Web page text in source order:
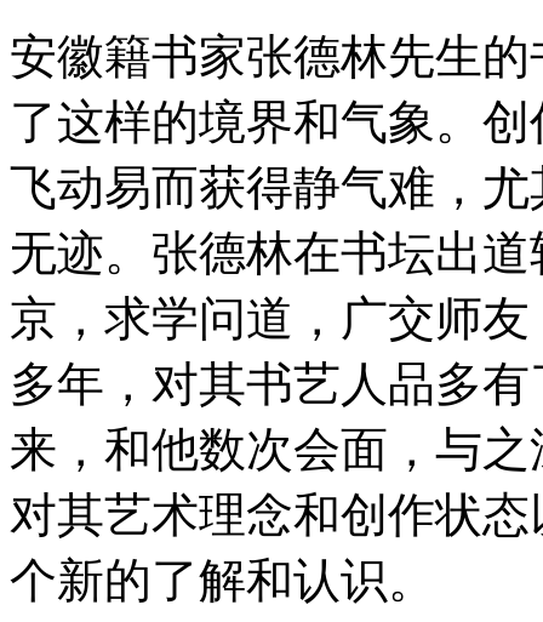
安徽籍书家张德林先生
了这样的境界和气象。
飞动易而获得静气难，
无迹。张德林在书坛出
京，求学问道，广交师
多年，对其书艺人品多
来，和他数次会面，与
对其艺术理念和创作状
个新的了解和认识。